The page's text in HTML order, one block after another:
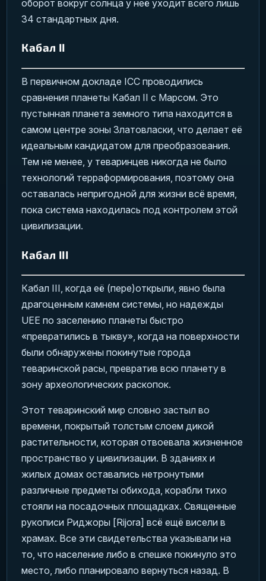
оборот вокруг солнца у неё уходит всего лишь
34 стандартных дня.
Кабал II
В первичном докладе ICC проводились
сравнения планеты Кабал II с Марсом. Это
пустынная планета земного типа находится в
самом центре зоны Златовласки, что делает её
идеальным кандидатом для преобразования.
Тем не менее, у теваринцев никогда не было
технологий терраформирования, поэтому она
оставалась непригодной для жизни всё время,
пока система находилась под контролем этой
цивилизации.
Кабал III
Кабал III, когда её (пере)открыли, явно была
драгоценным камнем системы, но надежды
UEE по заселению планеты быстро
«превратились в тыкву», когда на поверхности
были обнаружены покинутые города
теваринской расы, превратив всю планету в
зону археологических раскопок.
Этот теваринский мир словно застыл во
времени, покрытый толстым слоем дикой
растительности, которая отвоевала жизненное
пространство у цивилизации. В зданиях и
жилых домах оставались нетронутыми
различные предметы обихода, корабли тихо
стояли на посадочных площадках. Священные
рукописи Риджоры [Rijora] всё ещё висели в
храмах. Все эти свидетельства указывали на
то, что население либо в спешке покинуло это
место, либо планировало вернуться назад. В